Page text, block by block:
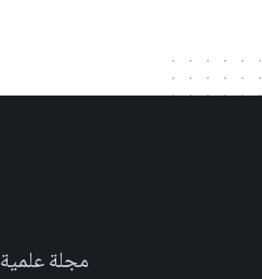
مجلة علمية عربية